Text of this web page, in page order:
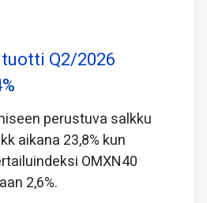
Q2/2026
perustuva salkku
aikana 23,8% kun
OMXN40
2,6%.